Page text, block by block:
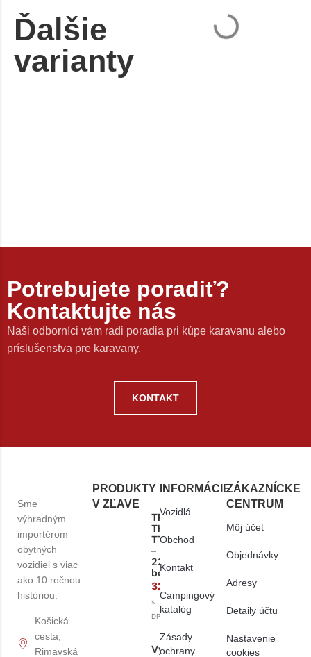
Ďalšie
varianty
Potrebujete poradiť?
Kontaktujte nás
Naši odborníci vám radi poradia pri kúpe karavanu alebo
príslušenstva pre karavany.
KONTAKT
Sme
výhradným
importérom
obytných
vozidiel s viac
ako 10 ročnou
históriou.
Košická
cesta,
Rimavská
PRODUKTY
V ZĽAVE
TRUMA
Therme
TT2
–
220V
bojler
322,60
s
DPH
Výstupná
INFORMÁCIE
Vozidlá
Obchod
Kontakt
Campingový
katalóg
Zásady
ochrany
ZÁKAZNÍCKE
CENTRUM
Môj účet
Objednávky
Adresy
Detaily účtu
Nastavenie
cookies